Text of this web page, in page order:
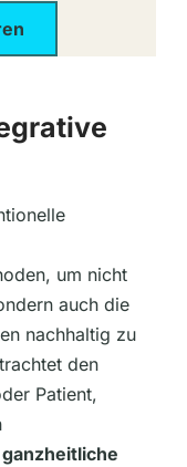
um nicht
auch die
nachhaltig zu
den
Patient,
ganzheitliche